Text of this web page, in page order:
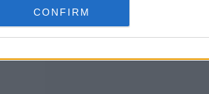
CONFIRM